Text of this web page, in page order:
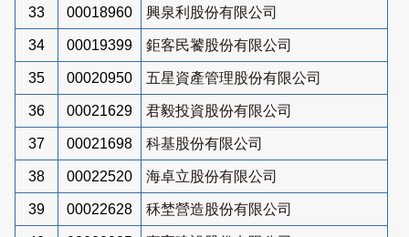
33 00018960 興泉利股份有限公司
34 00019399 鉅客民饕股份有限公司
35 00020950 五星資產管理股份有限公司
36 00021629 君毅投資股份有限公司
37 00021698 科基股份有限公司
38 00022520 海卓立股份有限公司
39 00022628 秝埜營造股份有限公司